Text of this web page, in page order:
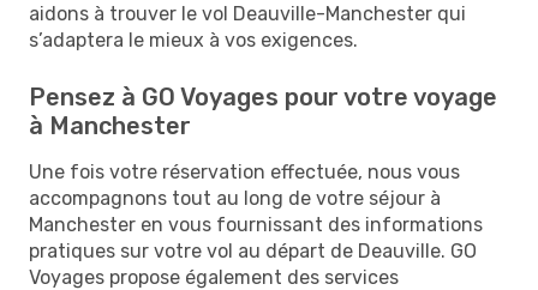
aidons à trouver le vol Deauville-Manchester qui
s’adaptera le mieux à vos exigences.
Pensez à GO Voyages pour votre voyage
à Manchester
Une fois votre réservation effectuée, nous vous
accompagnons tout au long de votre séjour à
Manchester en vous fournissant des informations
pratiques sur votre vol au départ de Deauville. GO
Voyages propose également des services